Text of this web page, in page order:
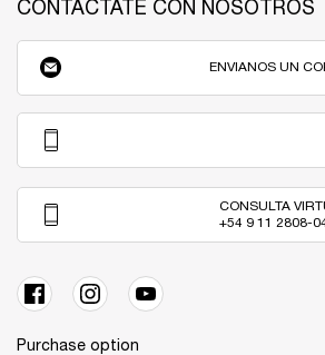
CONTACTATE CON NOSOTROS
ENVIANOS UN
CONSULTA
+54 9 11 2808-
Purchase option